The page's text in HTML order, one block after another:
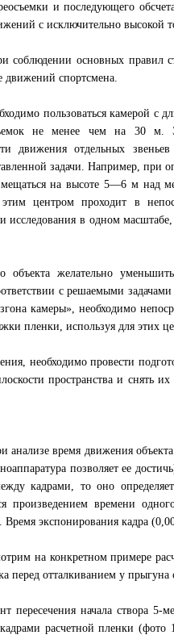
и последующего
с исключительно высокой
соблюдении основных правил
движений спортсмена.
пользоваться камерой
не менее чем на 30 м.
движения отдельных
задачи. Например, при
на высоте 5—6 м над
центром проходит в
исследования в одном
объекта желательно
с решаемыми
камеры», необходимо
пленки, используя для этих
необходимо провести
пространства и снять
время движения
позволяет ее
кадрами, то оно
произведением времени
экспонирования кадра
на конкретном примере
перед отталкиванием у
пересечения начала створа 5-
расчетной пленки